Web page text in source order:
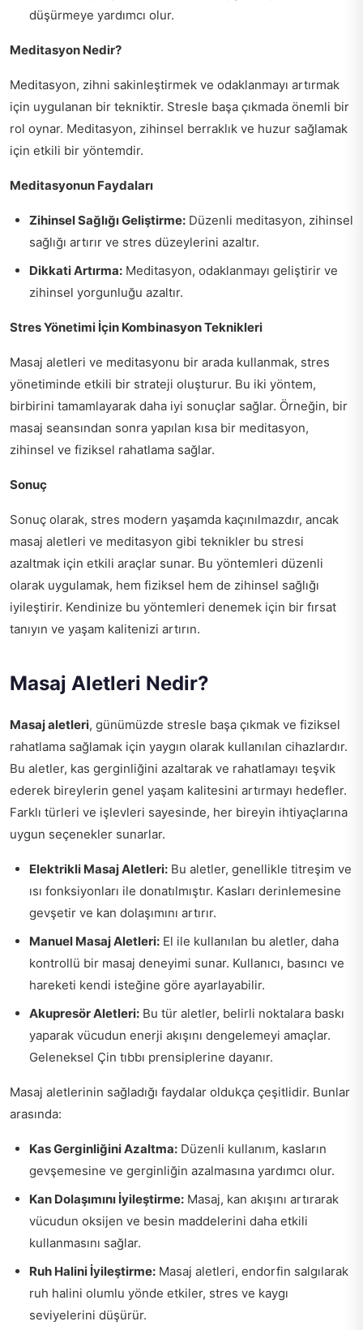
düşürmeye yardımcı olur.
Meditasyon Nedir?
Meditasyon, zihni sakinleştirmek ve odaklanmayı artırmak
için uygulanan bir tekniktir. Stresle başa çıkmada önemli bir
rol oynar. Meditasyon, zihinsel berraklık ve huzur sağlamak
için etkili bir yöntemdir.
Meditasyonun Faydaları
Zihinsel Sağlığı Geliştirme: Düzenli meditasyon, zihinsel
sağlığı artırır ve stres düzeylerini azaltır.
Dikkati Artırma: Meditasyon, odaklanmayı geliştirir ve
zihinsel yorgunluğu azaltır.
Stres Yönetimi İçin Kombinasyon Teknikleri
Masaj aletleri ve meditasyonu bir arada kullanmak, stres
yönetiminde etkili bir strateji oluşturur. Bu iki yöntem,
birbirini tamamlayarak daha iyi sonuçlar sağlar. Örneğin, bir
masaj seansından sonra yapılan kısa bir meditasyon,
zihinsel ve fiziksel rahatlama sağlar.
Sonuç
Sonuç olarak, stres modern yaşamda kaçınılmazdır, ancak
masaj aletleri ve meditasyon gibi teknikler bu stresi
azaltmak için etkili araçlar sunar. Bu yöntemleri düzenli
olarak uygulamak, hem fiziksel hem de zihinsel sağlığı
iyileştirir. Kendinize bu yöntemleri denemek için bir fırsat
tanıyın ve yaşam kalitenizi artırın.
Masaj Aletleri Nedir?
Masaj aletleri, günümüzde stresle başa çıkmak ve fiziksel
rahatlama sağlamak için yaygın olarak kullanılan cihazlardır.
Bu aletler, kas gerginliğini azaltarak ve rahatlamayı teşvik
ederek bireylerin genel yaşam kalitesini artırmayı hedefler.
Farklı türleri ve işlevleri sayesinde, her bireyin ihtiyaçlarına
uygun seçenekler sunarlar.
Elektrikli Masaj Aletleri: Bu aletler, genellikle titreşim ve
ısı fonksiyonları ile donatılmıştır. Kasları derinlemesine
gevşetir ve kan dolaşımını artırır.
Manuel Masaj Aletleri: El ile kullanılan bu aletler, daha
kontrollü bir masaj deneyimi sunar. Kullanıcı, basıncı ve
hareketi kendi isteğine göre ayarlayabilir.
Akupresör Aletleri: Bu tür aletler, belirli noktalara baskı
yaparak vücudun enerji akışını dengelemeyi amaçlar.
Geleneksel Çin tıbbı prensiplerine dayanır.
Masaj aletlerinin sağladığı faydalar oldukça çeşitlidir. Bunlar
arasında:
Kas Gerginliğini Azaltma: Düzenli kullanım, kasların
gevşemesine ve gerginliğin azalmasına yardımcı olur.
Kan Dolaşımını İyileştirme: Masaj, kan akışını artırarak
vücudun oksijen ve besin maddelerini daha etkili
kullanmasını sağlar.
Ruh Halini İyileştirme: Masaj aletleri, endorfin salgılarak
ruh halini olumlu yönde etkiler, stres ve kaygı
seviyelerini düşürür.